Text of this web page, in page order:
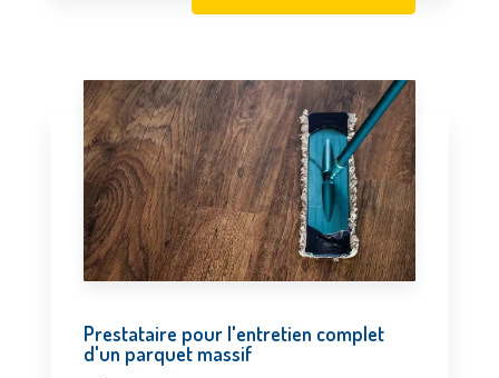
Prestataire pour l'entretien complet
d'un parquet massif